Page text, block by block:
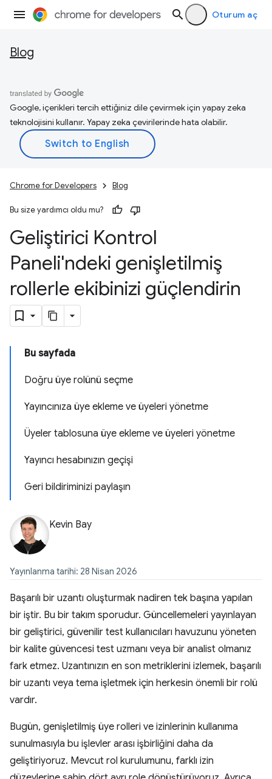
Oturum aç
Blog
Google, içerikleri tercih ettiğiniz dile çevirmek için yapay zeka
teknolojisini kullanır. Yapay zeka çevirilerinde hata olabilir.
Chrome for Developers Blog
Bu size yardımcı oldu mu?
Geliştirici Kontrol
Paneli'ndeki genişletilmiş
rollerle ekibinizi güçlendirin
Bu sayfada
Doğru üye rolünü seçme
Yayıncınıza üye ekleme ve üyeleri yönetme
Üyeler tablosuna üye ekleme ve üyeleri yönetme
Yayıncı hesabınızın geçişi
Geri bildiriminizi paylaşın
Kevin Bay
Yayınlanma tarihi: 28 Nisan 2026
Başarılı bir uzantı oluşturmak nadiren tek başına yapılan
bir iştir. Bu bir takım sporudur. Güncellemeleri yayınlayan
bir geliştirici, güvenilir test kullanıcıları havuzunu yöneten
bir kalite güvencesi test uzmanı veya bir analist olmanız
fark etmez. Uzantınızın en son metriklerini izlemek, başarılı
bir uzantı veya tema işletmek için herkesin önemli bir rolü
vardır.
Bugün, genişletilmiş üye rolleri ve izinlerinin kullanıma
sunulmasıyla bu işlevler arası işbirliğini daha da
geliştiriyoruz. Mevcut rol kurulumunu, farklı izin